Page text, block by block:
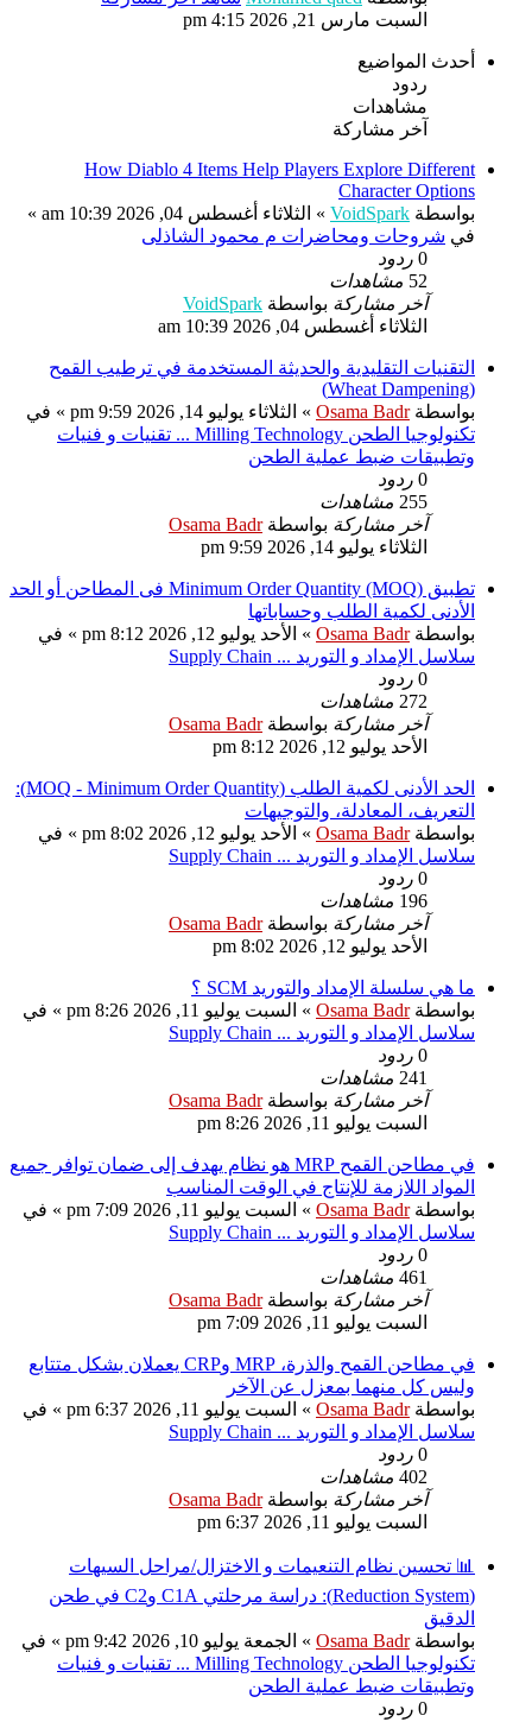
السبت مارس 21, 2026 4:15 pm
أحدث المواضيع
ردود
مشاهدات
آخر مشاركة
How Diablo 4 Items Help Players Explore Different
Character Options
بواسطة VoidSpark
» الثلاثاء أغسطس 04, 2026 10:39 am »
في شروحات ومحاضرات م محمود الشاذلى
0 ردود
52 مشاهدات
آخر مشاركة بواسطة VoidSpark
الثلاثاء أغسطس 04, 2026 10:39 am
التقنيات التقليدية والحديثة المستخدمة في ترطيب القمح
(Wheat Dampening)
بواسطةOsama Badr » الثلاثاء يوليو 14, 2026 9:59 pm » في
تكنولوجيا الطحن Milling Technology ... تقنيات و فنيات
وتطبيقات ضبط عملية الطحن
0 ردود
255 مشاهدات
آخر مشاركة بواسطةOsama Badr
الثلاثاء يوليو 14, 2026 9:59 pm
تطبيق Minimum Order Quantity (MOQ) فى المطاحن أو الحد
الأدنى لكمية الطلب وحساباتها
بواسطةOsama Badr » الأحد يوليو 12, 2026 8:12 pm » في
سلاسل الإمداد و التوريد ... Supply Chain
0 ردود
272 مشاهدات
آخر مشاركة بواسطةOsama Badr
الأحد يوليو 12, 2026 8:12 pm
الحد الأدنى لكمية الطلب (MOQ - Minimum Order Quantity):
التعريف، المعادلة، والتوجيهات
بواسطةOsama Badr » الأحد يوليو 12, 2026 8:02 pm » في
سلاسل الإمداد و التوريد ... Supply Chain
0 ردود
196 مشاهدات
آخر مشاركة بواسطةOsama Badr
الأحد يوليو 12, 2026 8:02 pm
ما هي سلسلة الإمداد والتوريد SCM ؟
بواسطةOsama Badr » السبت يوليو 11, 2026 8:26 pm » في
سلاسل الإمداد و التوريد ... Supply Chain
0 ردود
241 مشاهدات
آخر مشاركة بواسطةOsama Badr
السبت يوليو 11, 2026 8:26 pm
في مطاحن القمح MRP هو نظام يهدف إلى ضمان توافر جميع
المواد اللازمة للإنتاج في الوقت المناسب
بواسطةOsama Badr » السبت يوليو 11, 2026 7:09 pm » في
سلاسل الإمداد و التوريد ... Supply Chain
0 ردود
461 مشاهدات
آخر مشاركة بواسطةOsama Badr
السبت يوليو 11, 2026 7:09 pm
في مطاحن القمح والذرة، MRP وCRP يعملان بشكل متتابع
وليس كل منهما بمعزل عن الآخر
بواسطةOsama Badr » السبت يوليو 11, 2026 6:37 pm » في
سلاسل الإمداد و التوريد ... Supply Chain
0 ردود
402 مشاهدات
آخر مشاركة بواسطةOsama Badr
السبت يوليو 11, 2026 6:37 pm
📊 تحسين نظام التنعيمات و الاختزال/مراحل السيهات
(Reduction System): دراسة مرحلتي C1A وC2 في طحن
الدقيق
بواسطةOsama Badr » الجمعة يوليو 10, 2026 9:42 pm » في
تكنولوجيا الطحن Milling Technology ... تقنيات و فنيات
وتطبيقات ضبط عملية الطحن
0 ردود